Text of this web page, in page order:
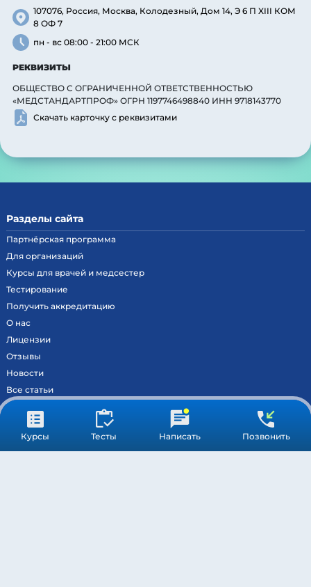
Курсы Тесты Написать Позвонить
107076, Россия, Москва, Колодезный, Дом 14, Э 6 П XIII КОМ
8 ОФ 7
пн - вс 08:00 - 21:00 МСК
РЕКВИЗИТЫ
ОБЩЕСТВО С ОГРАНИЧЕННОЙ ОТВЕТСТВЕННОСТЬЮ
«МЕДСТАНДАРТПРОФ» ОГРН 1197746498840 ИНН 9718143770
Скачать карточку с реквизитами
Разделы сайта
Партнёрская программа
Для организаций
Курсы для врачей и медсестер
Тестирование
Получить аккредитацию
О нас
Лицензии
Отзывы
Новости
Все статьи
Контакты
Вход на образовательный портал
Сведения